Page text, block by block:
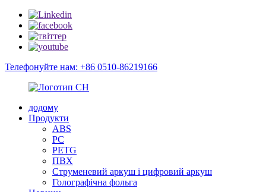
Телефонуйте нам: +86 0510-86219166
додому
Продукти
ABS
PC
PETG
ПВХ
Струменевий аркуш і цифровий аркуш
Голографічна фольга